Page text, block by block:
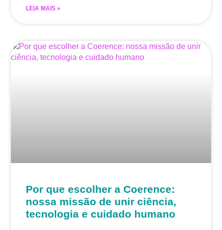
LEIA MAIS »
Por que escolher a Coerence:
nossa missão de unir ciência,
tecnologia e cuidado humano